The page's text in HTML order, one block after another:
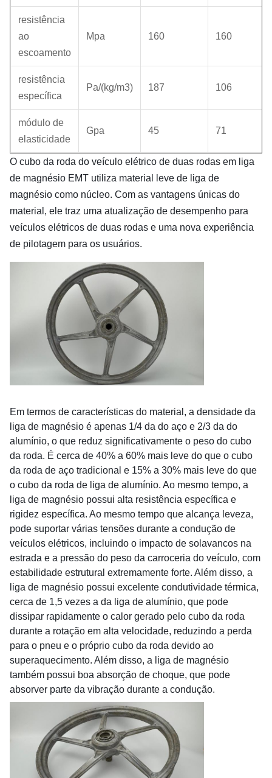
resistência
ao
escoamento
Mpa 160 160
resistência
específica
Pa/(kg/m3) 187 106
módulo de
elasticidade
Gpa 45 71
O cubo da roda do veículo elétrico de duas rodas em liga
de magnésio EMT utiliza material leve de liga de
magnésio como núcleo. Com as vantagens únicas do
material, ele traz uma atualização de desempenho para
veículos elétricos de duas rodas e uma nova experiência
de pilotagem para os usuários.
Em termos de características do material, a densidade da
liga de magnésio é apenas 1/4 da do aço e 2/3 da do
alumínio, o que reduz significativamente o peso do cubo
da roda. É cerca de 40% a 60% mais leve do que o cubo
da roda de aço tradicional e 15% a 30% mais leve do que
o cubo da roda de liga de alumínio. Ao mesmo tempo, a
liga de magnésio possui alta resistência específica e
rigidez específica. Ao mesmo tempo que alcança leveza,
pode suportar várias tensões durante a condução de
veículos elétricos, incluindo o impacto de solavancos na
estrada e a pressão do peso da carroceria do veículo, com
estabilidade estrutural extremamente forte. Além disso, a
liga de magnésio possui excelente condutividade térmica,
cerca de 1,5 vezes a da liga de alumínio, que pode
dissipar rapidamente o calor gerado pelo cubo da roda
durante a rotação em alta velocidade, reduzindo a perda
para o pneu e o próprio cubo da roda devido ao
superaquecimento. Além disso, a liga de magnésio
também possui boa absorção de choque, que pode
absorver parte da vibração durante a condução.